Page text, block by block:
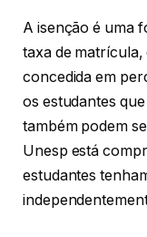
A isenção é uma
taxa de
concedida em
os estudantes
também podem
Unesp está
estudantes